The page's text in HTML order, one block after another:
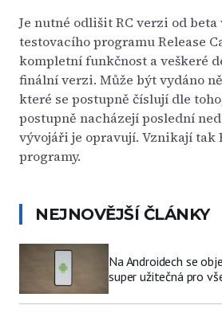
Je nutné odlišit RC verzi od beta
testovacího programu Release
kompletní funkčnost a veškeré
finální verzi. Může být vydáno
které se postupně číslují dle
postupně nacházejí poslední
vývojáři je opravují. Vznikají tak
programy.
NEJNOVĚJŠÍ ČLÁNKY
Na Androidech se
super užitečná pro